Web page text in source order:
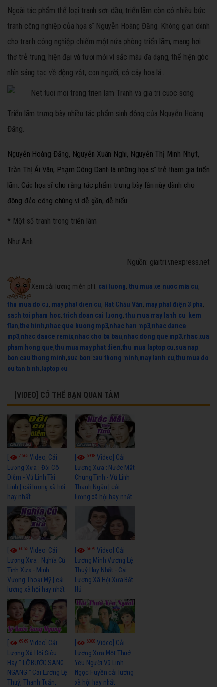
Ngoài tác phẩm thể loại tranh sơn dầu, triển lãm còn có nhiều bức
tranh công nghiệp của họa sĩ Nguyễn Hoàng Đăng. Không gian dành
cho tranh công nghiệp chiếm một nửa phòng triển lãm, mang hơi
thở trẻ trung, hiện đại và tươi mới vì sắc màu đa dạng, thể hiện góc
nhìn sáng tạo về động vật, con người, cỏ cây hoa lá...
Triển lãm trưng bày nhiều tác phẩm sinh động của Nguyễn Hoàng
Đăng.
Nguyễn Hoàng Đăng, Nguyễn Xuân Nghi, Nguyễn Thị Minh Nhựt,
Trần Thị Ái Vân, Phạm Công Danh là những họa sĩ trẻ tham gia triển
lãm. Các họa sĩ cho rằng tác phẩm trưng bày lần này dành cho
đông đảo công chúng vì dễ gần, dễ hiểu.
* Một số tranh trong triển lãm
Như Anh
Nguồn: giaitri.vnexpress.net
Xem cải lương miễn phí: cai luong, thu mua xe nuoc mia cu,
thu mua do cu, may phat dien cu, Hát Chầu Văn, máy phát điện 3 pha,
sach toi pham hoc, trich doan cai luong, thu mua may lanh cu, kem
flan,the hinh,nhac que huong mp3,nhac han mp3,nhac dance
mp3,nhac dance remix,nhac cho ba bau,nhac dong que mp3,nhac xua
pham hong que,thu mua may phat dien,thu mua laptop cu,sua nap
bon cau thong minh,sua bon cau thong minh,may lanh cu,thu mua do
cu tan binh, laptop cu
[VIDEO] CÓ THỂ BẠN QUAN TÂM
7665 Video] Cải
Lương Xưa : Đời Cô
Diễm - Vũ Linh Tài
Linh | cải lương xã hội
hay nhất
6918Video] Cải
Lương Xưa : Nước Mắt
Chung Tình - Vũ Linh
Thanh Ngân | cải
lương xã hội hay nhất
6055 Video] Cải
Lương Xưa : Nghĩa Cũ
Tình Xưa - Minh
Vương Thoại Mỹ | cải
lương xã hội hay nhất
6679Video] Cải
Lương Minh Vương Lệ
Thuỷ Hay Nhất - Cải
Lương Xã Hội Xưa Bất
Hủ
6969 Video] Cải
Lương Xã Hội Siêu
Hay " LỠ BƯỚC SANG
NGANG " Cải Lương Lệ
Thuỷ, Thanh Tuấn,
6388Video] Cải
Lương Xưa Một Thuở
Yêu Người Vũ Linh
Ngọc Huyền cải lương
xã hội hay nhất